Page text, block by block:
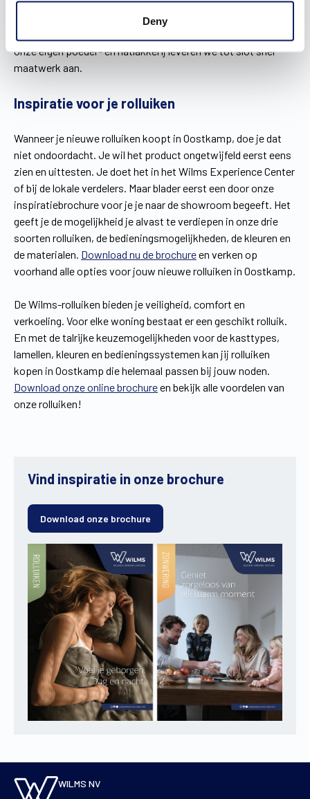
Deny
onze eigen poeder- en natlakkerij leveren we tot slot snel
maatwerk aan.
Inspiratie voor je rolluiken
Wanneer je nieuwe rolluiken koopt in Oostkamp, doe je dat
niet ondoordacht. Je wil het product ongetwijfeld eerst eens
zien en uittesten. Je doet het in het Wilms Experience Center
of bij de lokale verdelers. Maar blader eerst een door onze
inspiratiebrochure voor je je naar de showroom begeeft. Het
geeft je de mogelijkheid je alvast te verdiepen in onze drie
soorten rolluiken, de bedieningsmogelijkheden, de kleuren en
de materialen. Download nu de brochureen verken op
voorhand alle opties voor jouw nieuwe rolluiken in Oostkamp.
De Wilms-rolluiken bieden je veiligheid, comfort en
verkoeling. Voor elke woning bestaat er een geschikt rolluik.
En met de talrijke keuzemogelijkheden voor de kasttypes,
lamellen, kleuren en bedieningssystemen kan jij rolluiken
kopen in Oostkamp die helemaal passen bij jouw noden.
Download onze online brochureen bekijk alle voordelen van
onze rolluiken!
Vind inspiratie in onze brochure
Download onze brochure
WILMS NV